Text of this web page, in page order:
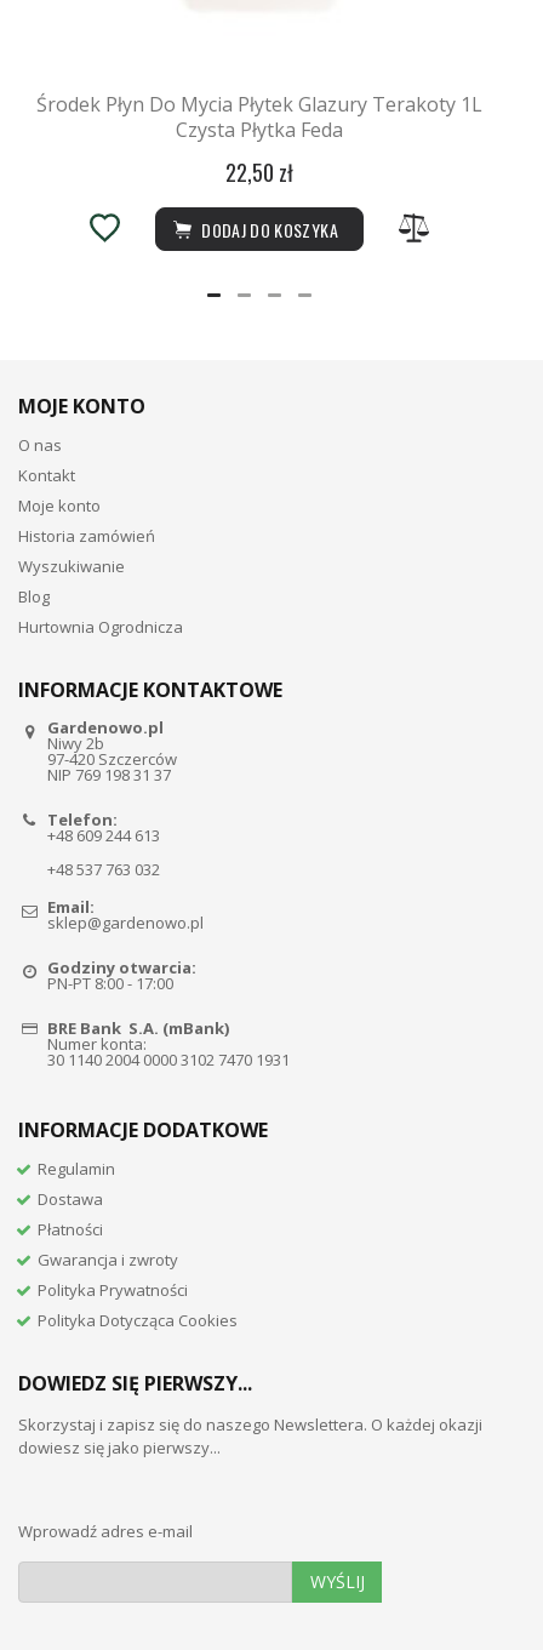
Środek Płyn Do Mycia Płytek Glazury Terakoty 1L
Czysta Płytka Feda
22,50 zł
DODAJ DO KOSZYKA
MOJE KONTO
O nas
Kontakt
Moje konto
Historia zamówień
Wyszukiwanie
Blog
Hurtownia Ogrodnicza
INFORMACJE KONTAKTOWE
Gardenowo.pl
Niwy 2b
97-420 Szczerców
NIP 769 198 31 37
Telefon:
+48 609 244 613
+48 537 763 032
Email:
sklep@gardenowo.pl
Godziny otwarcia:
PN-PT 8:00 - 17:00
BRE Bank S.A. (mBank)
Numer konta:
30 1140 2004 0000 3102 7470 1931
INFORMACJE DODATKOWE
Regulamin
Dostawa
Płatności
Gwarancja i zwroty
Polityka Prywatności
Polityka Dotycząca Cookies
DOWIEDZ SIĘ PIERWSZY...
Skorzystaj i zapisz się do naszego Newslettera. O każdej okazji
dowiesz się jako pierwszy...
Wprowadź adres e-mail
WYŚLIJ